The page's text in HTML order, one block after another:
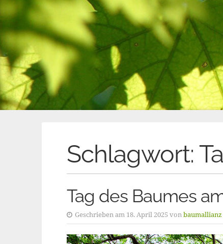
Schlagwort:
Tag des Baumes
Geschrieben am 18. April 2025 vonbaumallianz